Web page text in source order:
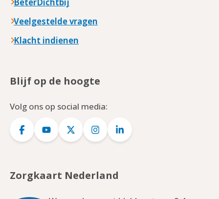
Veelgestelde vragen
Klacht indienen
Blijf op de hoogte
Volg ons op social media:
Logo
Logo
Logo
Logo
Logo
Zorgkaart Nederland